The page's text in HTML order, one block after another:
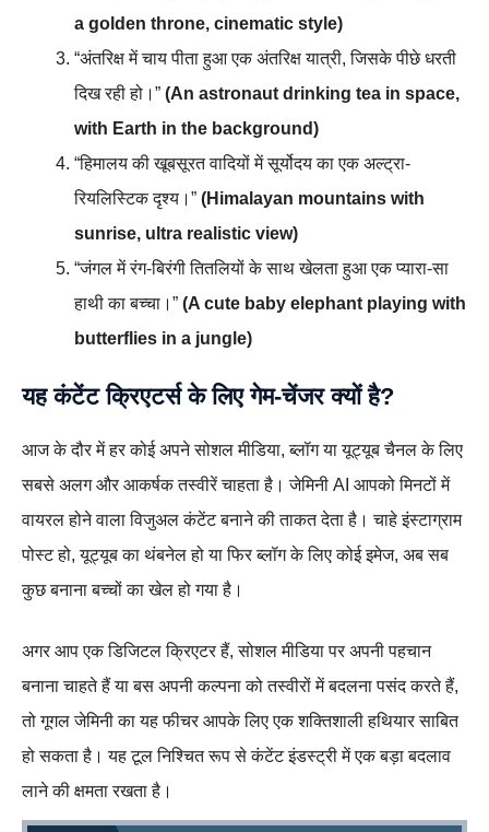
a golden throne, cinematic style)
“अंतरिक्ष में चाय पीता हुआ एक अंतरिक्ष यात्री, जिसके पीछे धरती
दिख रही हो।” (An astronaut drinking tea in space,
with Earth in the background)
“हिमालय की खूबसूरत वादियों में सूर्योदय का एक अल्ट्रा-
रियलिस्टिक दृश्य।” (Himalayan mountains with
sunrise, ultra realistic view)
“जंगल में रंग-बिरंगी तितलियों के साथ खेलता हुआ एक प्यारा-सा
हाथी का बच्चा।” (A cute baby elephant playing with
butterflies in a jungle)
यह कंटेंट क्रिएटर्स के लिए गेम-चेंजर क्यों है?
आज के दौर में हर कोई अपने सोशल मीडिया, ब्लॉग या यूट्यूब चैनल के लिए
सबसे अलग और आकर्षक तस्वीरें चाहता है। जेमिनी AI आपको मिनटों में
वायरल होने वाला विजुअल कंटेंट बनाने की ताकत देता है। चाहे इंस्टाग्राम
पोस्ट हो, यूट्यूब का थंबनेल हो या फिर ब्लॉग के लिए कोई इमेज, अब सब
कुछ बनाना बच्चों का खेल हो गया है।
अगर आप एक डिजिटल क्रिएटर हैं, सोशल मीडिया पर अपनी पहचान
बनाना चाहते हैं या बस अपनी कल्पना को तस्वीरों में बदलना पसंद करते हैं,
तो गूगल जेमिनी का यह फीचर आपके लिए एक शक्तिशाली हथियार साबित
हो सकता है। यह टूल निश्चित रूप से कंटेंट इंडस्ट्री में एक बड़ा बदलाव
लाने की क्षमता रखता है।